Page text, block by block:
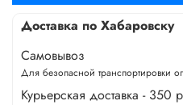
Доставка по Хабаровску
Самовывоз
Для безопасной транспортировки
Курьерская доставка - 350